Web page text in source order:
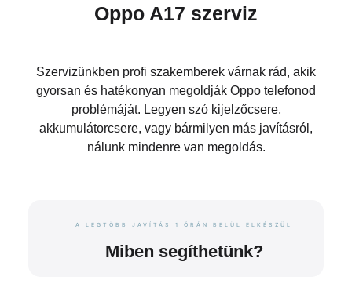
Oppo A17 szerviz
Szervizünkben profi szakemberek várnak rád, akik
gyorsan és hatékonyan megoldják Oppo telefonod
problémáját. Legyen szó kijelzőcsere,
akkumulátorcsere, vagy bármilyen más javításról,
nálunk mindenre van megoldás.
A LEGTÖBB JAVÍTÁS 1 ÓRÁN BELÜL ELKÉSZÜL
Miben segíthetünk?